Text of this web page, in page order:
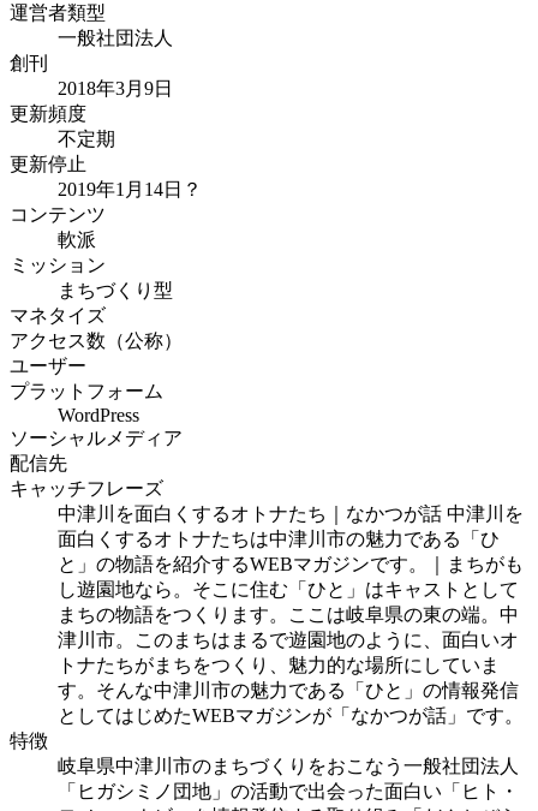
運営者類型
一般社団法人
創刊
2018年3月9日
更新頻度
不定期
更新停止
2019年1月14日？
コンテンツ
軟派
ミッション
まちづくり型
マネタイズ
アクセス数（公称）
ユーザー
プラットフォーム
WordPress
ソーシャルメディア
配信先
キャッチフレーズ
中津川を面白くするオトナたち｜なかつが話 中津川を
面白くするオトナたちは中津川市の魅力である「ひ
と」の物語を紹介するWEBマガジンです。｜まちがも
し遊園地なら。そこに住む「ひと」はキャストとして
まちの物語をつくります。ここは岐阜県の東の端。中
津川市。このまちはまるで遊園地のように、面白いオ
トナたちがまちをつくり、魅力的な場所にしていま
す。そんな中津川市の魅力である「ひと」の情報発信
としてはじめたWEBマガジンが「なかつが話」です。
特徴
岐阜県中津川市のまちづくりをおこなう一般社団法人
「ヒガシミノ団地」の活動で出会った面白い「ヒト・